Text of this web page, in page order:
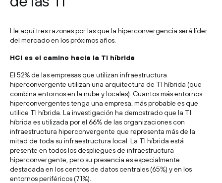
He aquí tres razones por las que la hiperconvergencia será líder
del mercado en los próximos años.
HCI es el camino hacia la TI híbrida
El 52% de las empresas que utilizan infraestructura
hiperconvergente utilizan una arquitectura de TI híbrida (que
combina entornos en la nube y locales). Cuantos más entornos
hiperconvergentes tenga una empresa, más probable es que
utilice TI híbrida. La investigación ha demostrado que la TI
híbrida es utilizada por el 66% de las organizaciones con
infraestructura hiperconvergente que representa más de la
mitad de toda su infraestructura local. La TI híbrida está
presente en todos los despliegues de infraestructura
hiperconvergente, pero su presencia es especialmente
destacada en los centros de datos centrales (65%) y en los
entornos periféricos (71%).